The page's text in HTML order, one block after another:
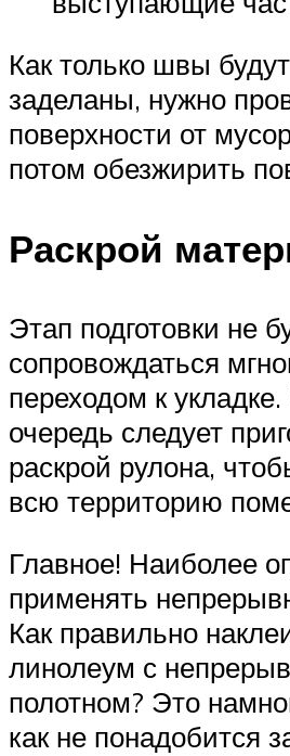
Как только швы
заделаны, нужно
поверхности от
потом обезжирить
Раскрой
Этап подготовки не
сопровождаться
переходом к
очередь следует
раскрой рулона,
всю территорию
Главное! Наиболее
применять
Как правильно
линолеум с
полотном? Это
как не понадобится